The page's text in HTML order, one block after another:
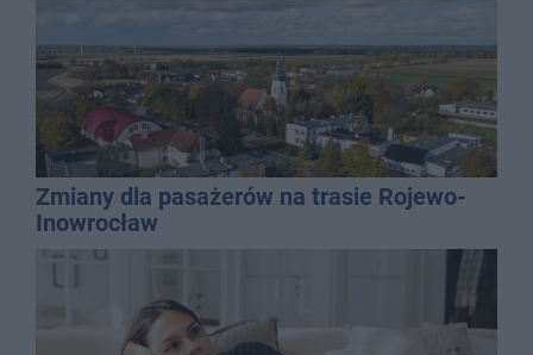
Zmiany dla pasażerów na trasie Rojewo-
Inowrocław